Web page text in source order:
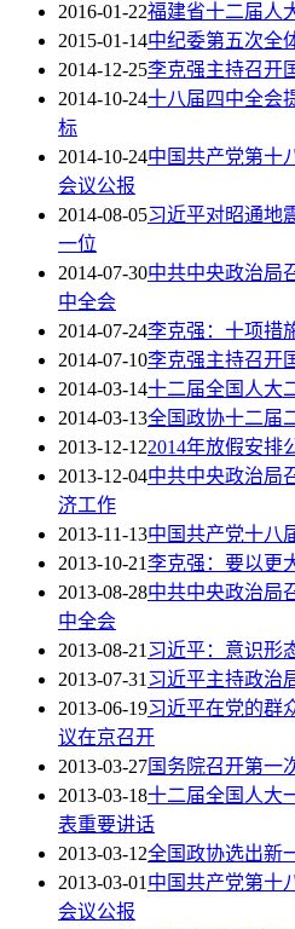
2016-01-22福建省十二届人
2015-01-14中纪委第五次全
2014-12-25李克强主持召开
2014-10-24十八届四中全会
标
2014-10-24中国共产党第十
会议公报
2014-08-05习近平对昭通地
一位
2014-07-30中共中央政治局
中全会
2014-07-24李克强：十项措
2014-07-10李克强主持召开
2014-03-14十二届全国人大
2014-03-13全国政协十二届
2013-12-122014年放假安排
2013-12-04中共中央政治局
济工作
2013-11-13中国共产党十八
2013-10-21李克强：要以更
2013-08-28中共中央政治局
中全会
2013-08-21习近平：意识形
2013-07-31习近平主持政治
2013-06-19习近平在党的群
议在京召开
2013-03-27国务院召开第一
2013-03-18十二届全国人大
表重要讲话
2013-03-12全国政协选出新
2013-03-01中国共产党第十
会议公报